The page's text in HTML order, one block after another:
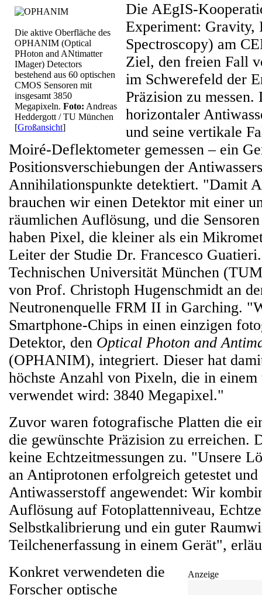
Die aktive Oberfläche des
OPHANIM (Optical
PHoton and ANtimatter
IMager) Detectors
bestehend aus 60 optischen
CMOS Sensoren mit
insgesamt 3850
Megapixeln. Foto: Andreas
Heddergott / TU München
[Großansicht]
Die AEgIS-
Experiment: Gravity,
Spectroscopy) am
Ziel, den freien Fall
im Schwerefeld der
Präzision zu
horizontaler
und seine vertikale
Moiré-Deflektometer gemessen – ein
Positionsverschiebungen der
Annihilationspunkte detektiert. "Damit
brauchen wir einen Detektor mit einer
räumlichen Auflösung, und die
haben Pixel, die kleiner als ein
Leiter der Studie Dr. Francesco
Technischen Universität München
von Prof. Christoph Hugenschmidt an
Neutronenquelle FRM II in Garching.
Smartphone-Chips in einen einzigen
Detektor, den Optical Photon and
(OPHANIM), integriert. Dieser hat
höchste Anzahl von Pixeln, die in einem
verwendet wird: 3840 Megapixel."
Zuvor waren fotografische Platten die
die gewünschte Präzision zu erreichen.
keine Echtzeitmessungen zu. "Unsere
an Antiprotonen erfolgreich getestet
Antiwasserstoff angewendet: Wir
Auflösung auf Fotoplattenniveau,
Selbstkalibrierung und ein guter
Teilchenerfassung in einem Gerät",
Anzeige
Konkret verwendeten die
Forscher optische